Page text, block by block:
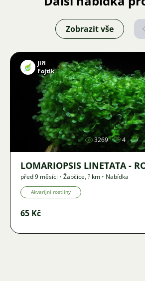
Zobrazit vše
Obrázek
Jiří
Fojtík
3269 4
LOMARIOPSIS LINETATA -
před 9 měsíci • Žabčice,? km • Nabídka
Akvarijní rostliny
65 Kč